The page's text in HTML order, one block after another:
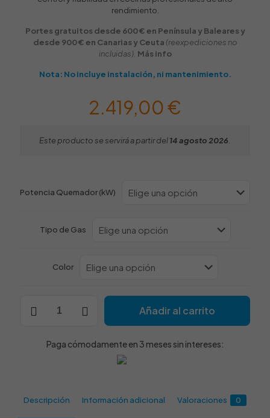
rendimiento.
Portes gratuitos desde 600 € en Península y Baleares y
desde 900 € en Canarias y Ceuta (reexpediciones no
incluidas). Más info
Nota: No incluye instalación, ni mantenimiento.
2.419,00€
Este producto se servirá a partir del14 agosto 2026
Potencia Quemador (kW)
Tipo de Gas
Color
PAV/02-
PAV/02-
Añadir al carrito
Paga cómodamente en 3 meses sin intereses:
Descripción Información adicional Valoraciones 0